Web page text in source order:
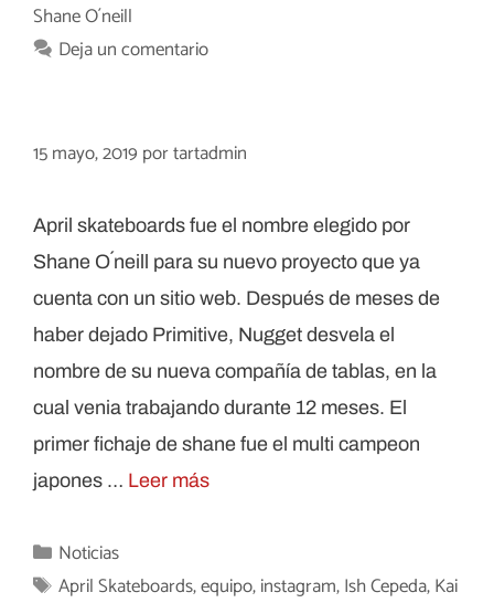
Shane O´neill
Deja un comentario
15 mayo, 2019 portartadmin
April skateboards fue el nombre elegido por
Shane O´neill para su nuevo proyecto que ya
cuenta con un sitio web. Después de meses de
haber dejado Primitive, Nugget desvela el
nombre de su nueva compañía de tablas, en la
cual venia trabajando durante 12 meses. El
primer fichaje de shane fue el multi campeon
japones … Leer más
Categorías
Noticias
Etiquetas
April Skateboards,equipo,instagram,Ish Cepeda,Kai